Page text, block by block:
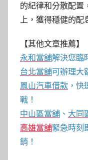
的紀律和分散配置
上，獲得穩健的配
【其他文章推薦】
永和當舖解決您臨
台北當舖可辦理大
鳳山汽車借款 ，
戰！
中山區當舖 、 大同
高雄當舖緊急時刻
銷！